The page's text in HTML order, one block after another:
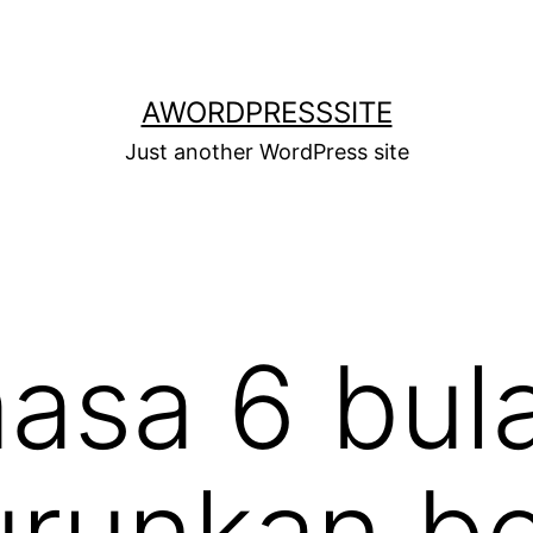
AWORDPRESSSITE
Just another WordPress site
6